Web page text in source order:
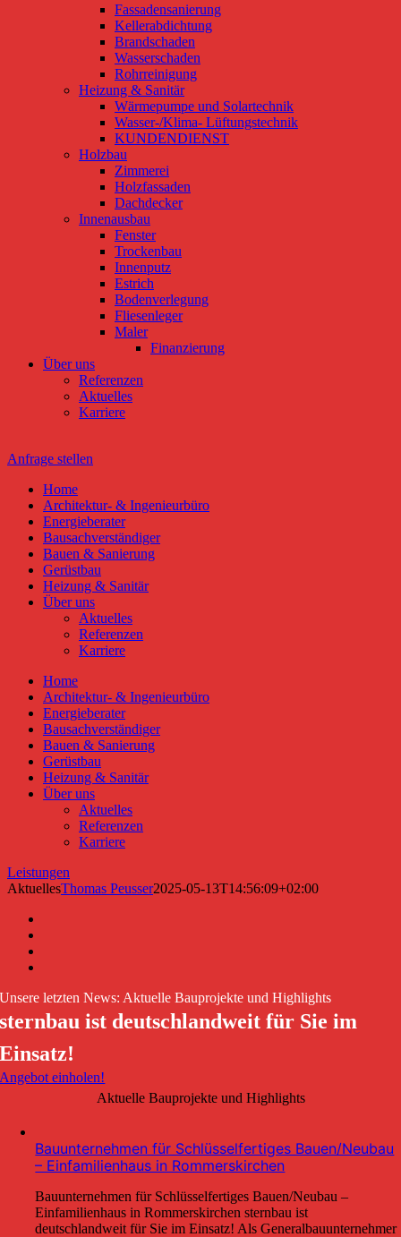
Fassadensanierung
Kellerabdichtung
Brandschaden
Wasserschaden
Rohrreinigung
Heizung & Sanitär
Wärmepumpe und Solartechnik
Wasser-/Klima- Lüftungstechnik
KUNDENDIENST
Holzbau
Zimmerei
Holzfassaden
Dachdecker
Innenausbau
Fenster
Trockenbau
Innenputz
Estrich
Bodenverlegung
Fliesenleger
Maler
Finanzierung
Über uns
Referenzen
Aktuelles
Karriere
Anfrage stellen
Home
Architektur- & Ingenieurbüro
Energieberater
Bausachverständiger
Bauen & Sanierung
Gerüstbau
Heizung & Sanitär
Über uns
Aktuelles
Referenzen
Karriere
Home
Architektur- & Ingenieurbüro
Energieberater
Bausachverständiger
Bauen & Sanierung
Gerüstbau
Heizung & Sanitär
Über uns
Aktuelles
Referenzen
Karriere
Leistungen
AktuellesThomas Peusser2025-05-13T14:56:09+02:00
Unsere letzten News: Aktuelle Bauprojekte und Highlights
sternbau ist deutschlandweit für Sie im
Einsatz!
Angebot einholen!
Aktuelle Bauprojekte und Highlights
Bauunternehmen für Schlüsselfertiges Bauen/Neubau
– Einfamilienhaus in Rommerskirchen
Bauunternehmen für Schlüsselfertiges Bauen/Neubau –
Einfamilienhaus in Rommerskirchen sternbau ist
deutschlandweit für Sie im Einsatz! Als Generalbauunternehmer